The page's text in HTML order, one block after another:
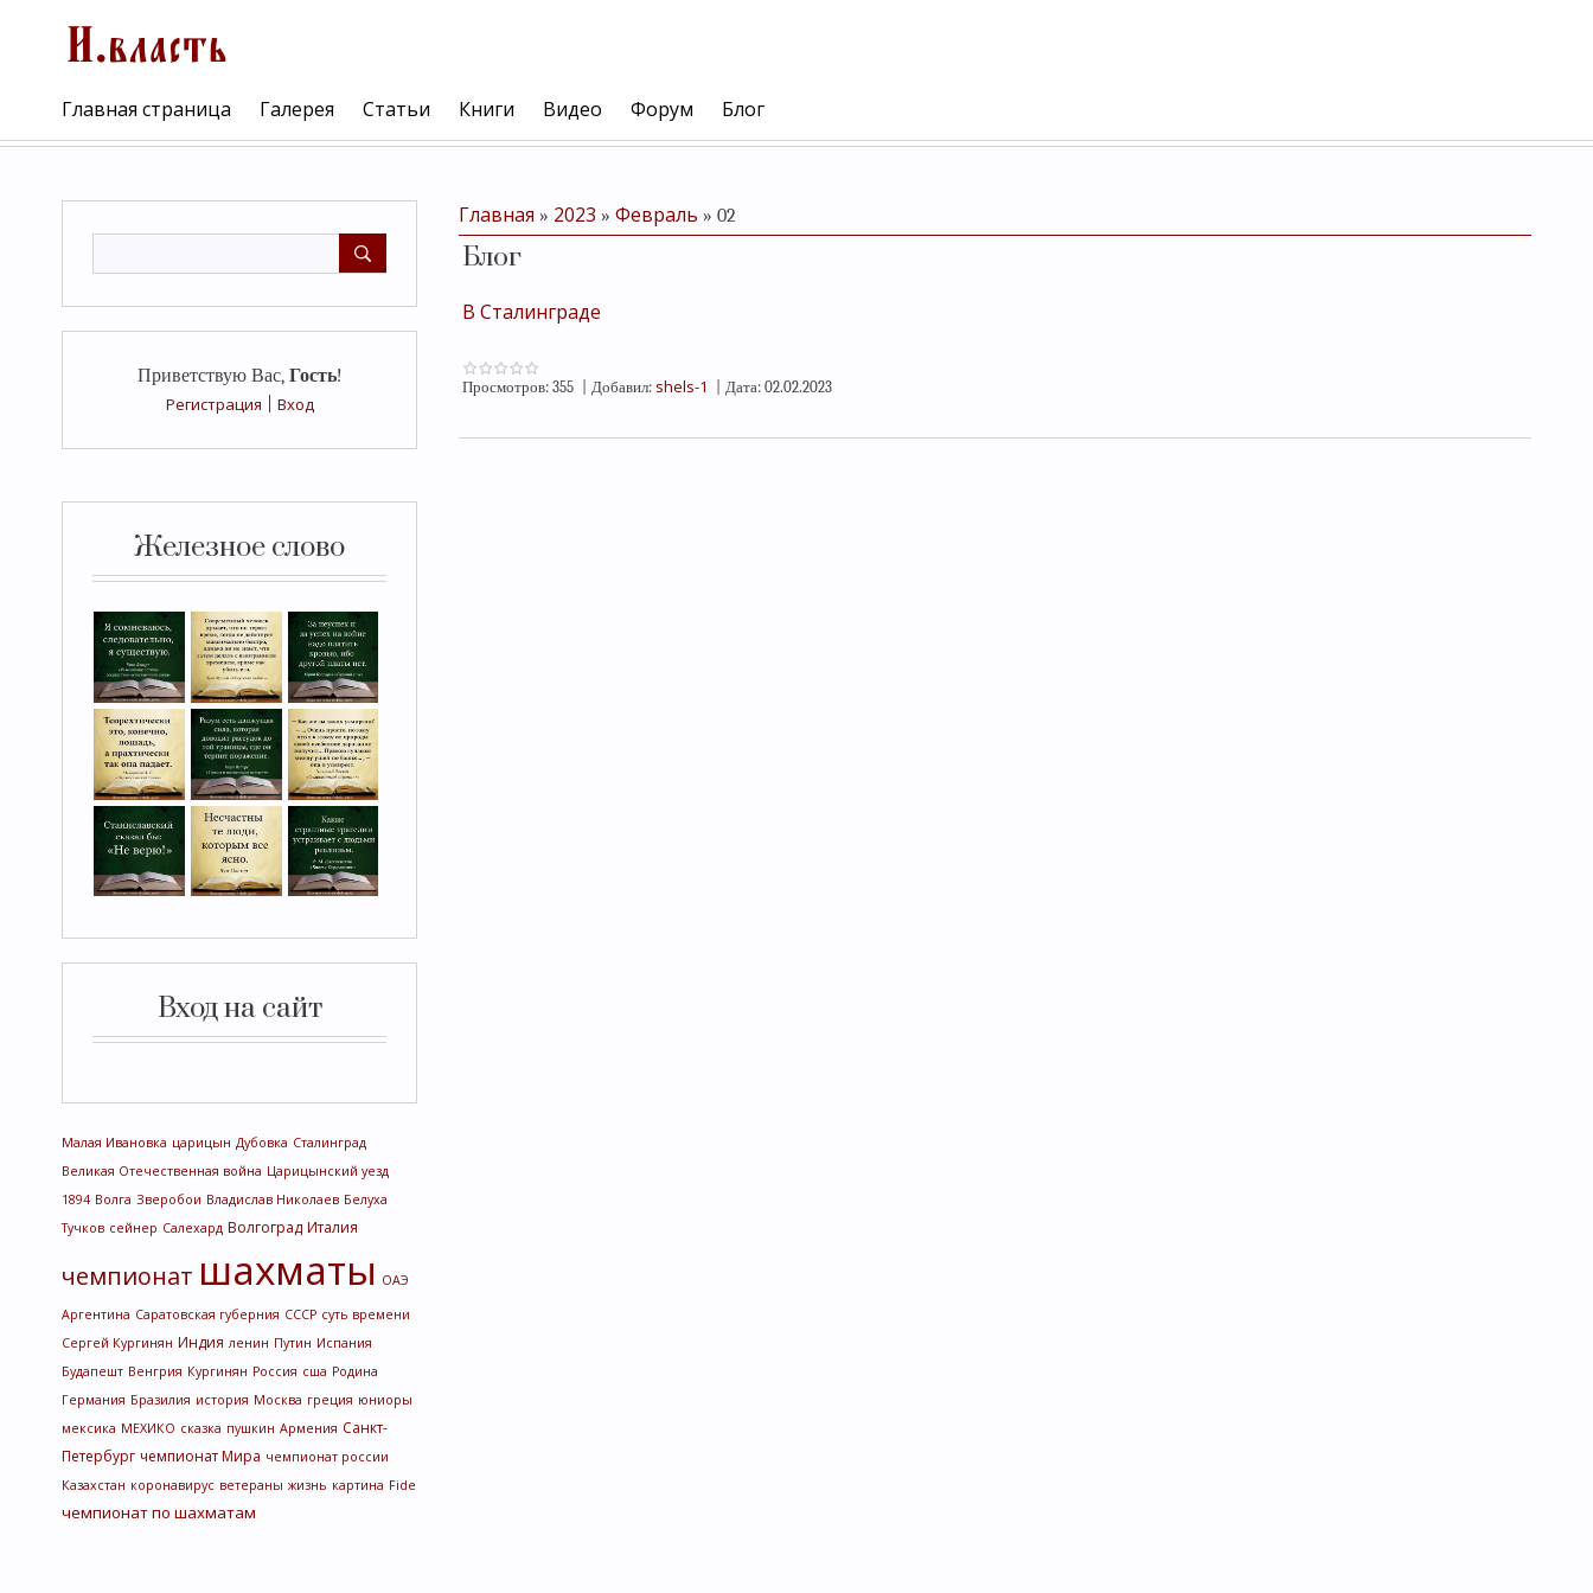
Главная страница Галерея Статьи Книги Видео Форум Блог
Приветствую Вас, Гость!
Регистрация
Вход
Железное слово
Вход на сайт
Малая Ивановка царицын Дубовка Сталинград
Великая Отечественная война Царицынский уезд
1894 Волга Зверобои Владислав Николаев Белуха
Тучков сейнер Салехард Волгоград Италия
чемпионат шахматы ОАЭ
Аргентина Саратовская губерния СССР суть времени
Сергей Кургинян Индия ленин Путин Испания
Будапешт Венгрия Кургинян Россия сша Родина
Германия Бразилия история Москва греция юниоры
мексика МЕХИКО сказка пушкин Армения Санкт-
Петербург чемпионат Мира чемпионат россии
Казахстан коронавирус ветераны жизнь картина Fide
чемпионат по шахматам
Главная » 2023 » Февраль » 02
Блог
В Сталинграде
Просмотров: 355 Добавил: shels-1 Дата: 02.02.2023